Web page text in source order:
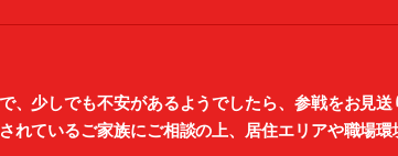
、少しでも不安があるようでしたら、参戦をお見送
れているご家族にご相談の上、居住エリアや職場